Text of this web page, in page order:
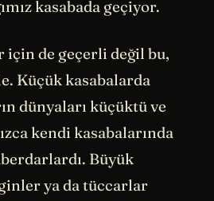
kasabada geçiyor.
için de geçerli değil bu,
Küçük kasabalarda
dünyaları küçüktü ve
kendi kasabalarında
Büyük
ya da tüccarlar